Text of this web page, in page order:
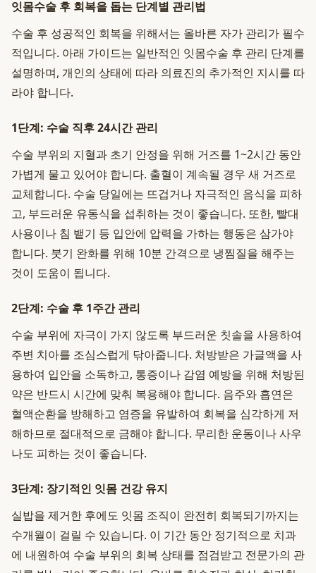
잇몸수술 후 회복을 돕는 단계별 관리법
수술 후 성공적인 회복을 위해서는 올바른 자가 관리가 필수
적입니다. 아래 가이드는 일반적인 잇몸수술 후 관리 단계를
설명하며, 개인의 상태에 따라 의료진의 추가적인 지시를 따
라야 합니다.
1단계: 수술 직후 24시간 관리
수술 부위의 지혈과 초기 안정을 위해 거즈를 1~2시간 동안
가볍게 물고 있어야 합니다. 출혈이 계속될 경우 새 거즈로
교체합니다. 수술 당일에는 뜨겁거나 자극적인 음식을 피하
고, 부드러운 유동식을 섭취하는 것이 좋습니다. 또한, 빨대
사용이나 침 뱉기 등 입안에 압력을 가하는 행동은 삼가야
합니다. 붓기 완화를 위해 10분 간격으로 냉찜질을 해주는
것이 도움이 됩니다.
2단계: 수술 후 1주간 관리
수술 부위에 자극이 가지 않도록 부드러운 칫솔을 사용하여
주변 치아를 조심스럽게 닦아줍니다. 처방받은 가글액을 사
용하여 입안을 소독하고, 통증이나 감염 예방을 위해 처방된
약은 반드시 시간에 맞춰 복용해야 합니다. 음주와 흡연은
혈액순환을 방해하고 염증을 유발하여 회복을 심각하게 저
해하므로 절대적으로 금해야 합니다. 무리한 운동이나 사우
나도 피하는 것이 좋습니다.
3단계: 장기적인 잇몸 건강 유지
실밥을 제거한 후에도 잇몸 조직이 완전히 회복되기까지는
수개월이 걸릴 수 있습니다. 이 기간 동안 정기적으로 치과
에 내원하여 수술 부위의 회복 상태를 점검받고 전문가의 관